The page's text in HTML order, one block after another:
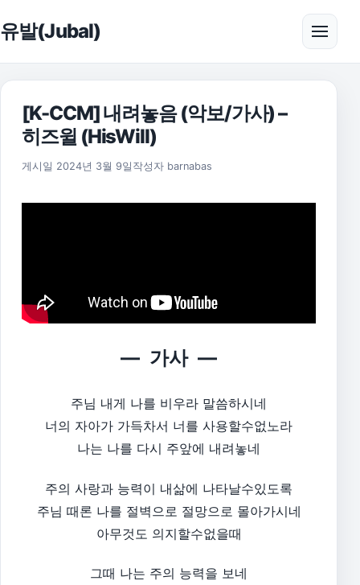
유발(Jubal) 메뉴
[K-CCM] 내려놓음 (악보/가사) –
히즈윌 (HisWill)
게시일 2024년 3월 9일 2025년 11월 17일
작성자 barnabas
— 가사 —
주님 내게 나를 비우라 말씀하시네
너의 자아가 가득차서 너를 사용할수없노라
나는 나를 다시 주앞에 내려놓네
주의 사랑과 능력이 내삶에 나타날수있도록
주님 때론 나를 절벽으로 절망으로 몰아가시네
아무것도 의지할수없을때
그때 나는 주의 능력을 보네